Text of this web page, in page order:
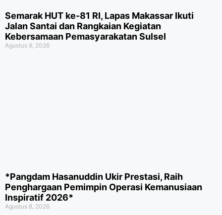
Semarak HUT ke-81 RI, Lapas Makassar Ikuti
Jalan Santai dan Rangkaian Kegiatan
Kebersamaan Pemasyarakatan Sulsel
Agustus 9, 2026
*Pangdam Hasanuddin Ukir Prestasi, Raih
Penghargaan Pemimpin Operasi Kemanusiaan
Inspiratif 2026*
Agustus 8, 2026